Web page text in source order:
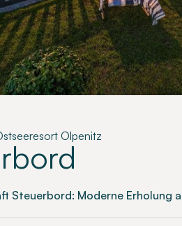
Olpenitz
Steuerbord: Moderne Erholung